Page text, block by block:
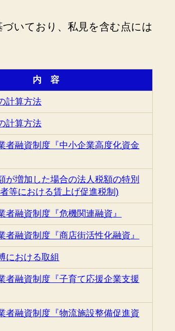
の
いており、私見を含む点には
内 容
計算方法
計算方法
者融資制度『中小企業高度化資金
が増加した場合の法人税額の特別
等における賃上げ促進税制)
者融資制度『危機関連融資』
者融資制度『商店街活性化融資』
における取組
者融資制度『子育て応援企業支援
者融資制度『物流施設整備促進資